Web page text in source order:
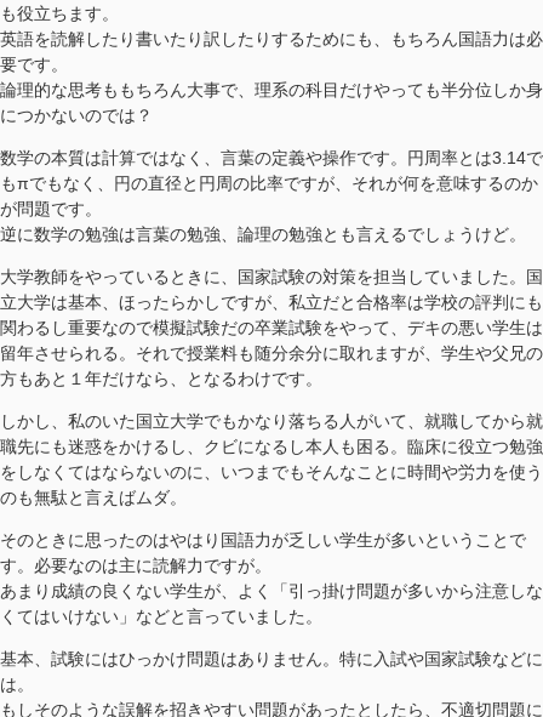
も役立ちます。
英語を読解したり書いたり訳したりするためにも、もちろん国語力は必
要です。
論理的な思考ももちろん大事で、理系の科目だけやっても半分位しか身
につかないのでは？
数学の本質は計算ではなく、言葉の定義や操作です。円周率とは3.14で
もπでもなく、円の直径と円周の比率ですが、それが何を意味するのか
が問題です。
逆に数学の勉強は言葉の勉強、論理の勉強とも言えるでしょうけど。
大学教師をやっているときに、国家試験の対策を担当していました。国
立大学は基本、ほったらかしですが、私立だと合格率は学校の評判にも
関わるし重要なので模擬試験だの卒業試験をやって、デキの悪い学生は
留年させられる。それで授業料も随分余分に取れますが、学生や父兄の
方もあと１年だけなら、となるわけです。
しかし、私のいた国立大学でもかなり落ちる人がいて、就職してから就
職先にも迷惑をかけるし、クビになるし本人も困る。臨床に役立つ勉強
をしなくてはならないのに、いつまでもそんなことに時間や労力を使う
のも無駄と言えばムダ。
そのときに思ったのはやはり国語力が乏しい学生が多いということで
す。必要なのは主に読解力ですが。
あまり成績の良くない学生が、よく「引っ掛け問題が多いから注意しな
くてはいけない」などと言っていました。
基本、試験にはひっかけ問題はありません。特に入試や国家試験などに
は。
もしそのような誤解を招きやすい問題があったとしたら、不適切問題に